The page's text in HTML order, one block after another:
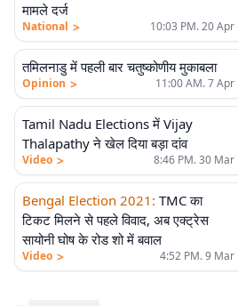
मामले दर्ज
National > 10:03 PM. 20 Apr
तमिलनाडु में पहली बार चतुष्कोणीय मुकाबला
Opinion > 11:00 AM. 7 Apr
Tamil Nadu Elections में Vijay
Thalapathy ने खेल दिया बड़ा दांव
Video > 8:46 PM. 30 Mar
Bengal Election 2021 : TMC का
टिकट मिलने से पहले विवाद, अब एक्ट्रेस
सायोनी घोष के रोड शो में बवाल
Video > 4:52 PM. 9 Mar